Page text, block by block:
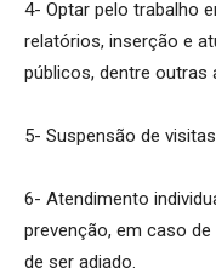
4- Optar pelo trabalho
relatórios, inserção e
públicos, dentre outras
5- Suspensão de
6- Atendimento
prevenção, em caso de
de ser adiado.